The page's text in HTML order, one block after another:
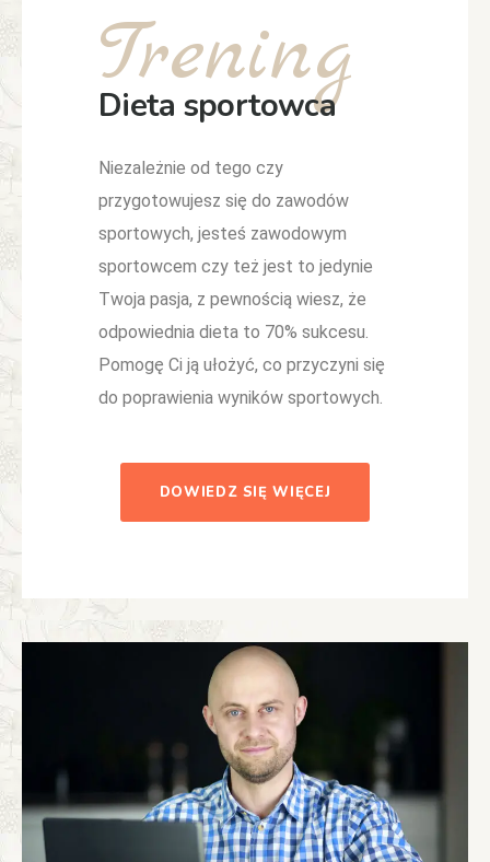
Trening
Dieta sportowca
Niezależnie od tego czy
przygotowujesz się do zawodów
sportowych, jesteś zawodowym
sportowcem czy też jest to jedynie
Twoja pasja, z pewnością wiesz, że
odpowiednia dieta to 70% sukcesu.
Pomogę Ci ją ułożyć, co przyczyni się
do poprawienia wyników sportowych.
DOWIEDZ SIĘ WIĘCEJ